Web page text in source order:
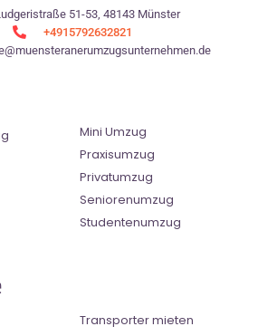
51-53, 48143 Münster
+4915792632821
Mini Umzug
Praxisumzug
Privatumzug
Seniorenumzug
Studentenumzug
Transporter mieten